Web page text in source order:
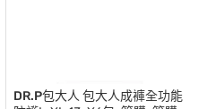
DR.P包大人 包大人成褲全功能